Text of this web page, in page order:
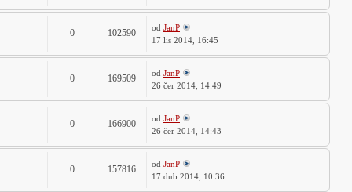
0 102590 od JanP
17 lis 2014, 16:45
0 169509 od JanP
26 čer 2014, 14:49
0 166900 od JanP
26 čer 2014, 14:43
0 157816 od JanP
17 dub 2014, 10:36